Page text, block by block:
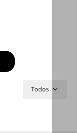
Todos